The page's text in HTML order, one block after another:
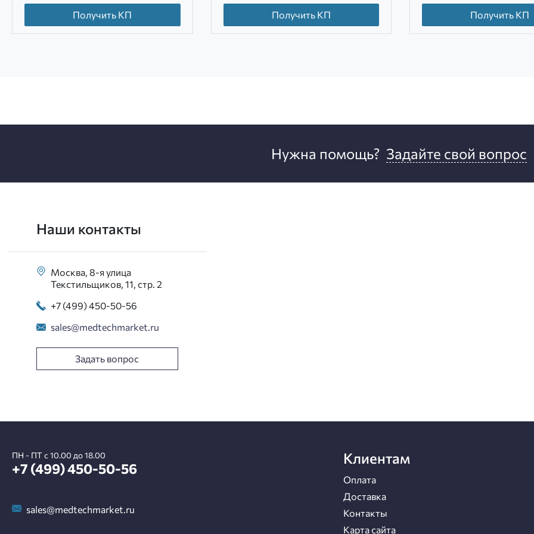
Получить КП Получить КП Получить КП
Нужна помощь? Задайте свой вопрос
Наши контакты
Москва, 8-я улица
Текстильщиков, 11, стр. 2
+7 (499) 450-50-56
sales@medtechmarket.ru
Задать вопрос
ПН - ПТ с 10.00 до 18.00
+7 (499) 450-50-56
sales@medtechmarket.ru
Клиентам
Оплата
Доставка
Контакты
Карта сайта